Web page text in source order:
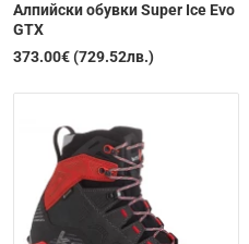
Изчерпана
Алпийски обувки Super Ice Evo
GTX
373.00€ (729.52лв.)